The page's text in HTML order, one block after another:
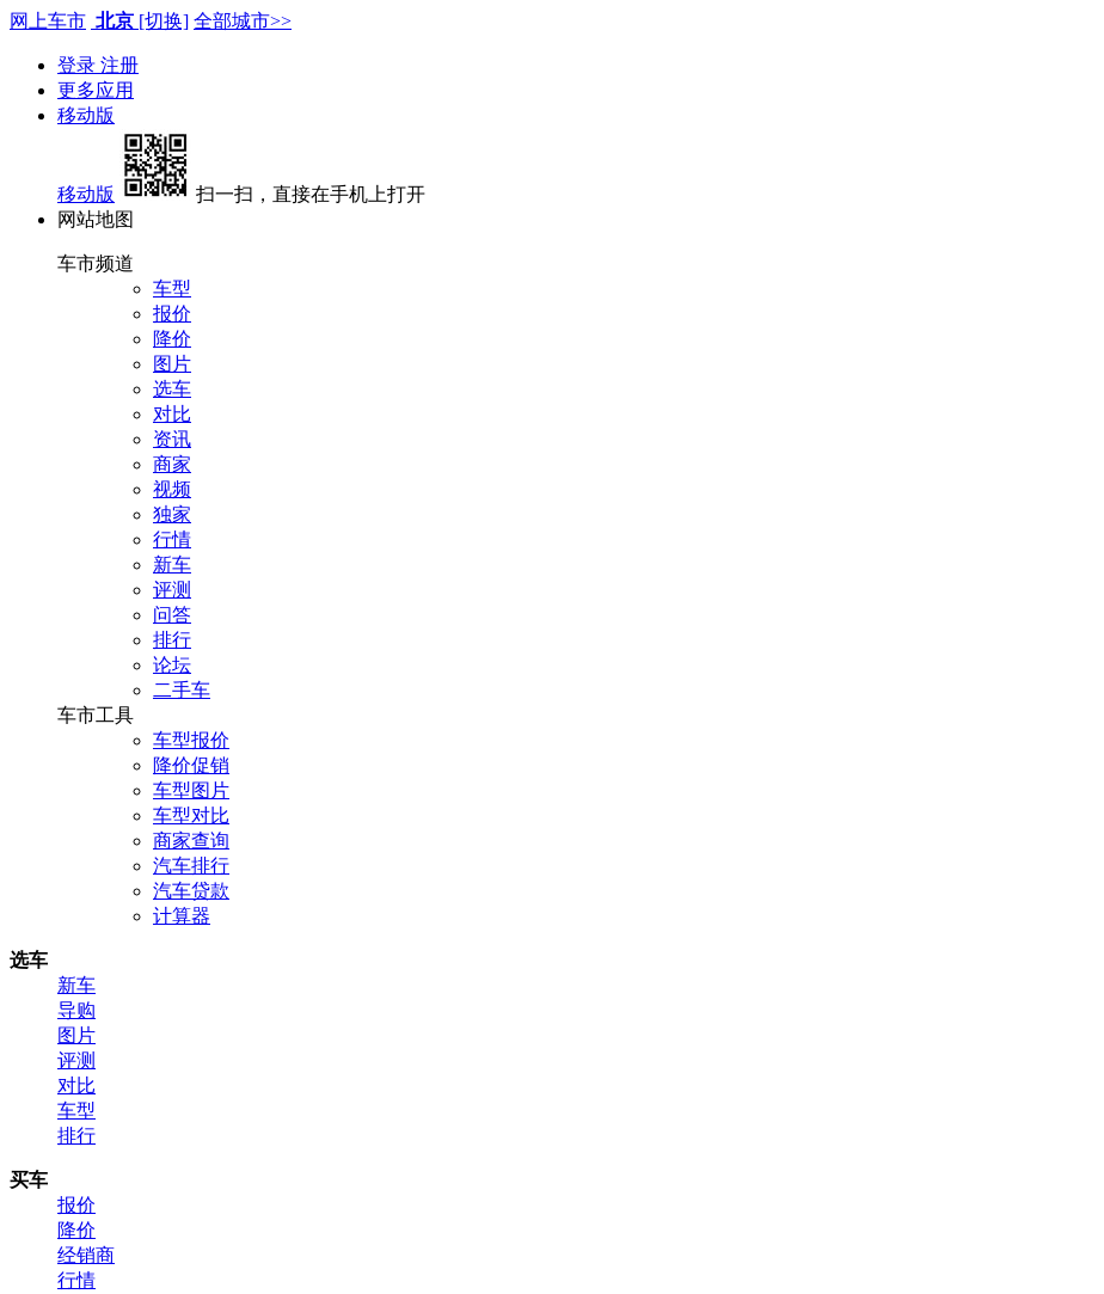
网上车市 北京 [切换] 全部城市>>
登录 注册
更多应用
移动版
移动版
扫一扫，直接在手机上打开
网站地图
车市频道
车型
报价
降价
图片
选车
对比
资讯
商家
视频
独家
行情
新车
评测
问答
排行
论坛
二手车
车市工具
车型报价
降价促销
车型图片
车型对比
商家查询
汽车排行
汽车贷款
计算器
选车
新车
导购
图片
评测
对比
车型
排行
买车
报价
降价
经销商
行情